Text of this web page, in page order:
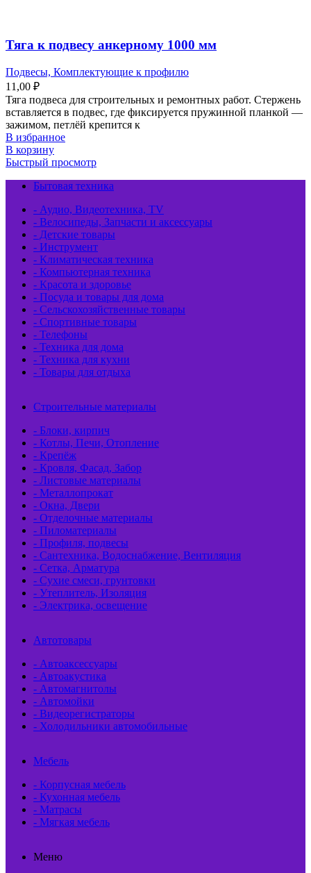
Тяга к подвесу анкерному 1000 мм
Подвесы, Комплектующие к профилю
11,00 ₽
Тяга подвеса для строительных и ремонтных работ. Стержень
вставляется в подвес, где фиксируется пружинной планкой —
зажимом, петлёй крепится к
В избранное
В корзину
Быстрый просмотр
Бытовая техника
- Аудио, Видеотехника, TV
- Велосипеды, Запчасти и аксессуары
- Детские товары
- Инструмент
- Климатическая техника
- Компьютерная техника
- Красота и здоровье
- Посуда и товары для дома
- Сельскохозяйственные товары
- Спортивные товары
- Телефоны
- Техника для дома
- Техника для кухни
- Товары для отдыха
Строительные материалы
- Блоки, кирпич
- Котлы, Печи, Отопление
- Крепёж
- Кровля, Фасад, Забор
- Листовые материалы
- Металлопрокат
- Окна, Двери
- Отделочные материалы
- Пиломатериалы
- Профиля, подвесы
- Сантехника, Водоснабжение, Вентиляция
- Сетка, Арматура
- Сухие смеси, грунтовки
- Утеплитель, Изоляция
- Электрика, освещение
Автотовары
- Автоаксессуары
- Автоакустика
- Автомагнитолы
- Автомойки
- Видеорегистраторы
- Холодильники автомобильные
Мебель
- Корпусная мебель
- Кухонная мебель
- Матрасы
- Мягкая мебель
Меню